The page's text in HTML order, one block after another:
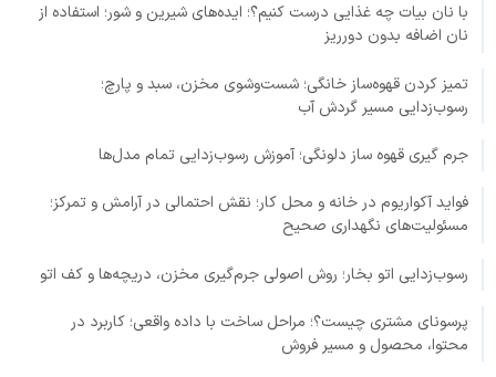
با نان بیات چه غذایی درست کنیم؟؛ ایده‌های شیرین و شور؛ استفاده از
نان اضافه بدون دورریز
تمیز کردن قهوه‌ساز خانگی؛ شست‌وشوی مخزن، سبد و پارچ؛
رسوب‌زدایی مسیر گردش آب
جرم گیری قهوه ساز دلونگی؛ آموزش رسوب‌زدایی تمام مدل‌ها
فواید آکواریوم در خانه و محل کار؛ نقش احتمالی در آرامش و تمرکز؛
مسئولیت‌های نگهداری صحیح
رسوب‌زدایی اتو بخار؛ روش اصولی جرم‌گیری مخزن، دریچه‌ها و کف اتو
پرسونای مشتری چیست؟؛ مراحل ساخت با داده واقعی؛ کاربرد در
محتوا، محصول و مسیر فروش